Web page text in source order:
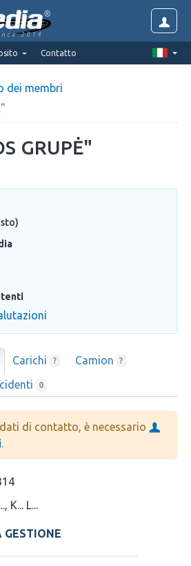
2014
Contatto
dei membri
GRUPĖ"
Carichi ? Camion ?
0
dati di contatto, è necessario
K... L...
GESTIONE